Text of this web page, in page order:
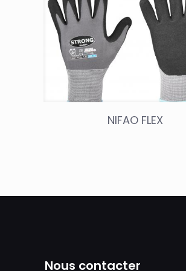
NIFAO FLEX
Nous contacter